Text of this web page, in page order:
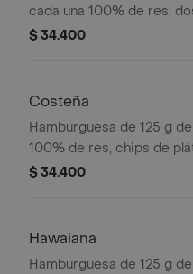
cada una 100% de res,
queso tipo mozzarella,
$ 34.400
Costeña
Hamburguesa de 125 g
100% de res, chips de
queso costeño rallado y
$ 34.400
Hawaiana
Hamburguesa de 125 g